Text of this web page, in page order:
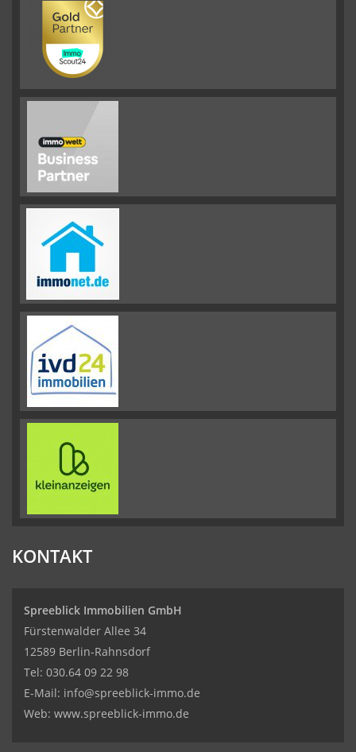
KONTAKT
Spreeblick Immobilien GmbH
Fürstenwalder Allee 34
12589 Berlin-Rahnsdorf
Tel: 030.64 09 22 98
E-Mail: info@spreeblick-immo.de
Web: www.spreeblick-immo.de